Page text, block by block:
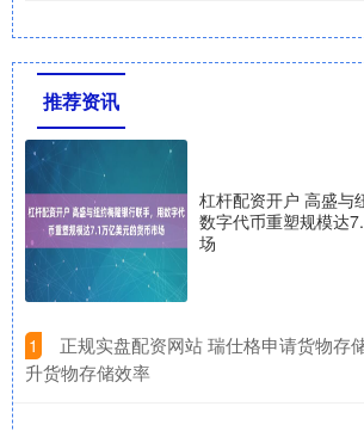
推荐资讯
杠杆配资开户 高盛与
数字代币重塑规模达
场
1
正规实盘配资网站 瑞仕格申请货物存
升货物存储效率